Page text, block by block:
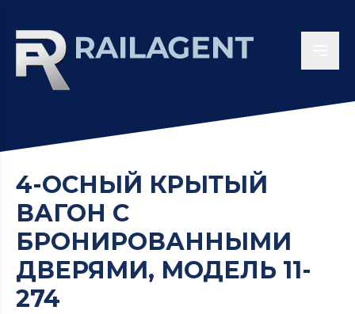
4-ОСНЫЙ КРЫТЫЙ
ВАГОН С
БРОНИРОВАННЫМИ
ДВЕРЯМИ, МОДЕЛЬ 11-
274